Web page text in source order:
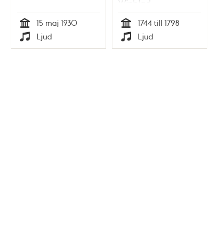
Tid
15 maj 1930
Typ
Ljud
Winblad –
synderska, gudinna
och influencer på
1700-talets horbaler
Tid
1744 till 1798
Typ
Ljud